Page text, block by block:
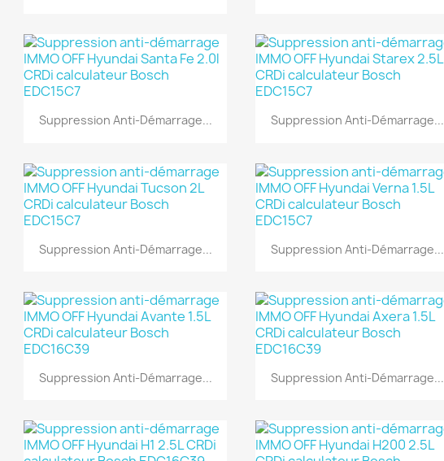
Aperçu rapide
Suppression Anti-Démarrage... Aperçu rapide
Suppression Anti-Démarrage...
Aperçu rapide
Suppression Anti-Démarrage... Aperçu rapide
Suppression Anti-Démarrage...
Aperçu rapide
Suppression Anti-Démarrage... Aperçu rapide
Suppression Anti-Démarrage...